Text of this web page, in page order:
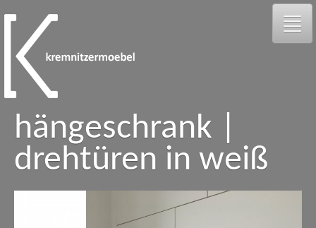
galerie
hängeschrank |
drehtüren in weiß